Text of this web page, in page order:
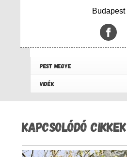
Budapest
PEST MEGYE
VIDÉK
KAPCSOLÓDÓ CIKKEK